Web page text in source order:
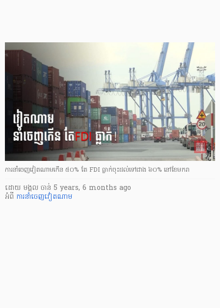
ការនាំចេញវៀតណាមកើន ៥០% តែ FDI ធ្លាក់ចុះដល់ទៅជាង ៦០% នៅខែមករា
ដោយ មង្គល ចាន់ 5 years, 6 months ago
អំពី ការនាំចេញវៀតណាម